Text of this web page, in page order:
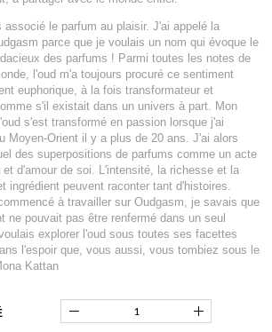
associé le parfum au plaisir. J'ai appelé la
parce que je voulais un nom qui évoque le
des parfums ! Parmi toutes les notes de
l'oud m'a toujours procuré ce sentiment
euphorique, à la fois transformateur et
s'il existait dans un univers à part. Mon
s'est transformé en passion lorsque j'ai
Moyen-Orient il y a plus de 20 ans. J'ai alors
des superpositions de parfums comme un acte
et d'amour de soi. L'intensité, la richesse et la
ingrédient peuvent raconter tant d'histoires.
à travailler sur Oudgasm, je savais que
ne pouvait pas être renfermé dans un seul
explorer l'oud sous toutes ses facettes
l'espoir que, vous aussi, vous tombiez sous le
Kattan